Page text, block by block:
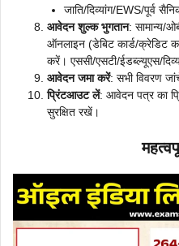
जाति/दिव्यांग/EWS/पूर्व
आवेदन शुल्क भुगतान: सामान्य/
ऑनलाइन (डेबिट कार्ड/क्रेडिट
करें। एससी/एसटी/ईडब्ल्यूएस/
आवेदन जमा करें: सभी विवरण
प्रिंटआउट लें: आवेदन पत्र का
सुरक्षित रखें।